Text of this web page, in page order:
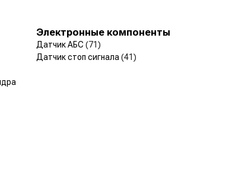
Электронные компоненты
Датчик АБС (71)
Датчик стоп сигнала (41)